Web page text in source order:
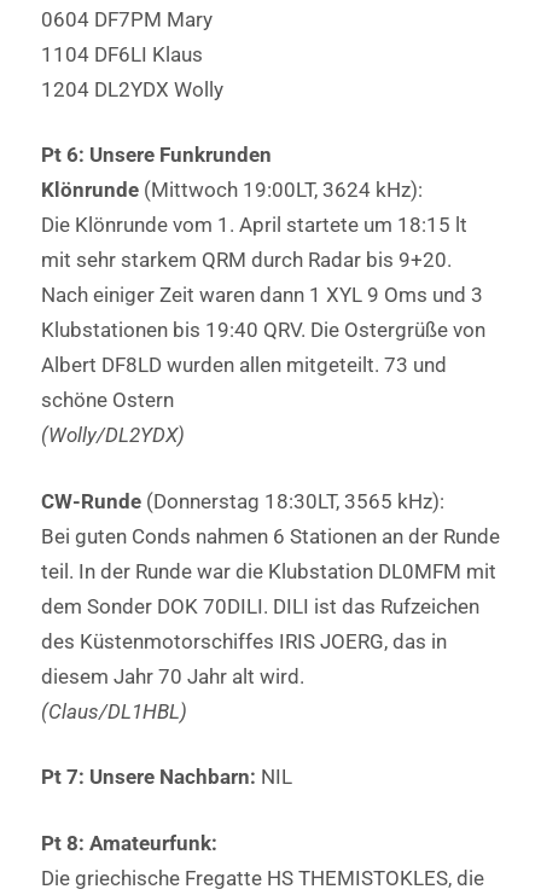
0604 DF7PM Mary
1104 DF6LI Klaus
1204 DL2YDX Wolly
Pt 6: Unsere Funkrunden
Klönrunde (Mittwoch 19:00LT, 3624 kHz):
Die Klönrunde vom 1. April startete um 18:15 lt
mit sehr starkem QRM durch Radar bis 9+20.
Nach einiger Zeit waren dann 1 XYL 9 Oms und 3
Klubstationen bis 19:40 QRV. Die Ostergrüße von
Albert DF8LD wurden allen mitgeteilt. 73 und
schöne Ostern
(Wolly/DL2YDX)
CW-Runde (Donnerstag 18:30LT, 3565 kHz):
Bei guten Conds nahmen 6 Stationen an der Runde
teil. In der Runde war die Klubstation DL0MFM mit
dem Sonder DOK 70DILI. DILI ist das Rufzeichen
des Küstenmotorschiffes IRIS JOERG, das in
diesem Jahr 70 Jahr alt wird.
(Claus/DL1HBL)
Pt 7: Unsere Nachbarn: NIL
Pt 8: Amateurfunk:
Die griechische Fregatte HS THEMISTOKLES, die